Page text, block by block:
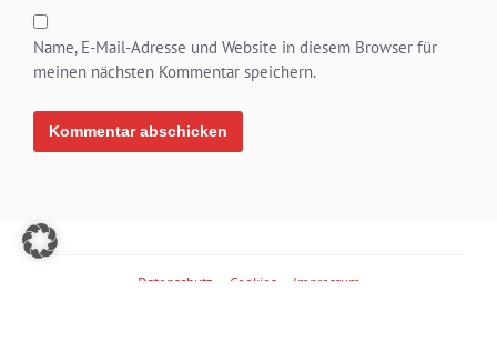
Name, E-Mail-Adresse und Website in diesem Browser für
meinen nächsten Kommentar speichern.
Datenschutz Cookies Impressum